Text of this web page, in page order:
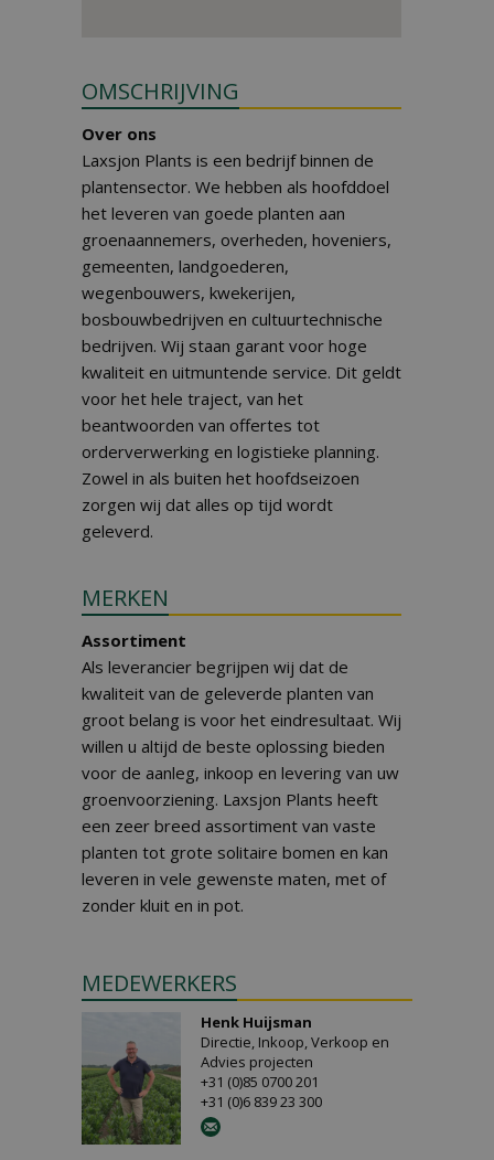
OMSCHRIJVING
Over ons
Laxsjon Plants is een bedrijf binnen de
plantensector. We hebben als hoofddoel
het leveren van goede planten aan
groenaannemers, overheden, hoveniers,
gemeenten, landgoederen,
wegenbouwers, kwekerijen,
bosbouwbedrijven en cultuurtechnische
bedrijven. Wij staan garant voor hoge
kwaliteit en uitmuntende service. Dit geldt
voor het hele traject, van het
beantwoorden van offertes tot
orderverwerking en logistieke planning.
Zowel in als buiten het hoofdseizoen
zorgen wij dat alles op tijd wordt
geleverd.
MERKEN
Assortiment
Als leverancier begrijpen wij dat de
kwaliteit van de geleverde planten van
groot belang is voor het eindresultaat. Wij
willen u altijd de beste oplossing bieden
voor de aanleg, inkoop en levering van uw
groenvoorziening. Laxsjon Plants heeft
een zeer breed assortiment van vaste
planten tot grote solitaire bomen en kan
leveren in vele gewenste maten, met of
zonder kluit en in pot.
MEDEWERKERS
Henk Huijsman
Directie, Inkoop, Verkoop en
Advies projecten
+31 (0)85 0700 201
+31 (0)6 839 23 300